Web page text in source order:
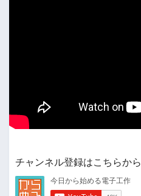
チャンネル登録はこちらから